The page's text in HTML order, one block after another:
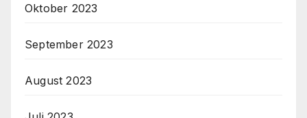
Oktober 2023
September 2023
August 2023